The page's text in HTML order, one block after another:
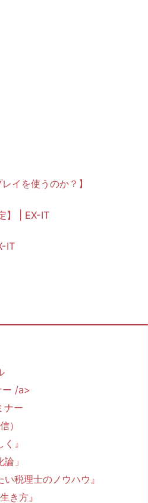
イを使うのか？】
】 | EX-IT
IT
ー /a>
ナー
）
』
論」
税理士のノウハウ』
き方』